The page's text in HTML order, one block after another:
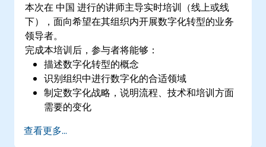
本次在 中国 进行的讲师主导实时培训（线上或线
下），面向希望在其组织内开展数字化转型的业务
领导者。
完成本培训后，参与者将能够：
描述数字化转型的概念
识别组织中进行数字化的合适领域
制定数字化战略，说明流程、技术和培训方面
需要的变化
查看更多...